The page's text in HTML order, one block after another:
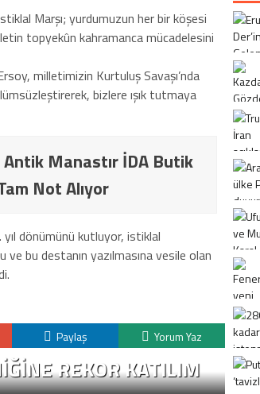
Marşı; yurdumuzun her bir köşesi
topyekûn kahramanca mücadelesini
milletimizin Kurtuluş Savaşı’nda
bizlere ışık tutmaya
Antik Manastır İDA Butik
Not Alıyor
yıl dönümünü kutluyor, istiklal
bu destanın yazılmasına vesile olan
Paylaş Yorum Yaz
REKOR KATILIM